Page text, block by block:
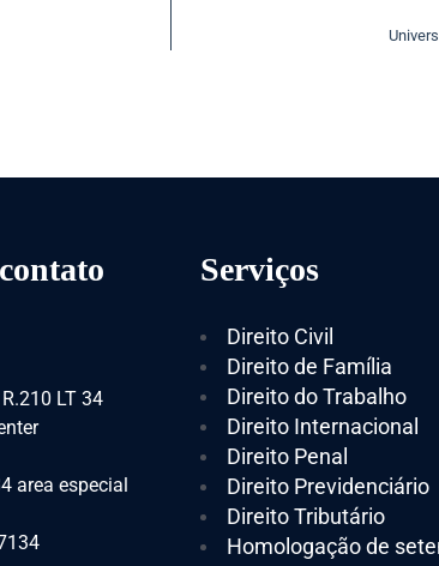
LT 34
area especial
Serviços
Direito Civil
Direito de Família
Direito do Trabalho
Direito Internacional
Direito Penal
Direito Previdenciário
Direito Tributário
Homologação de